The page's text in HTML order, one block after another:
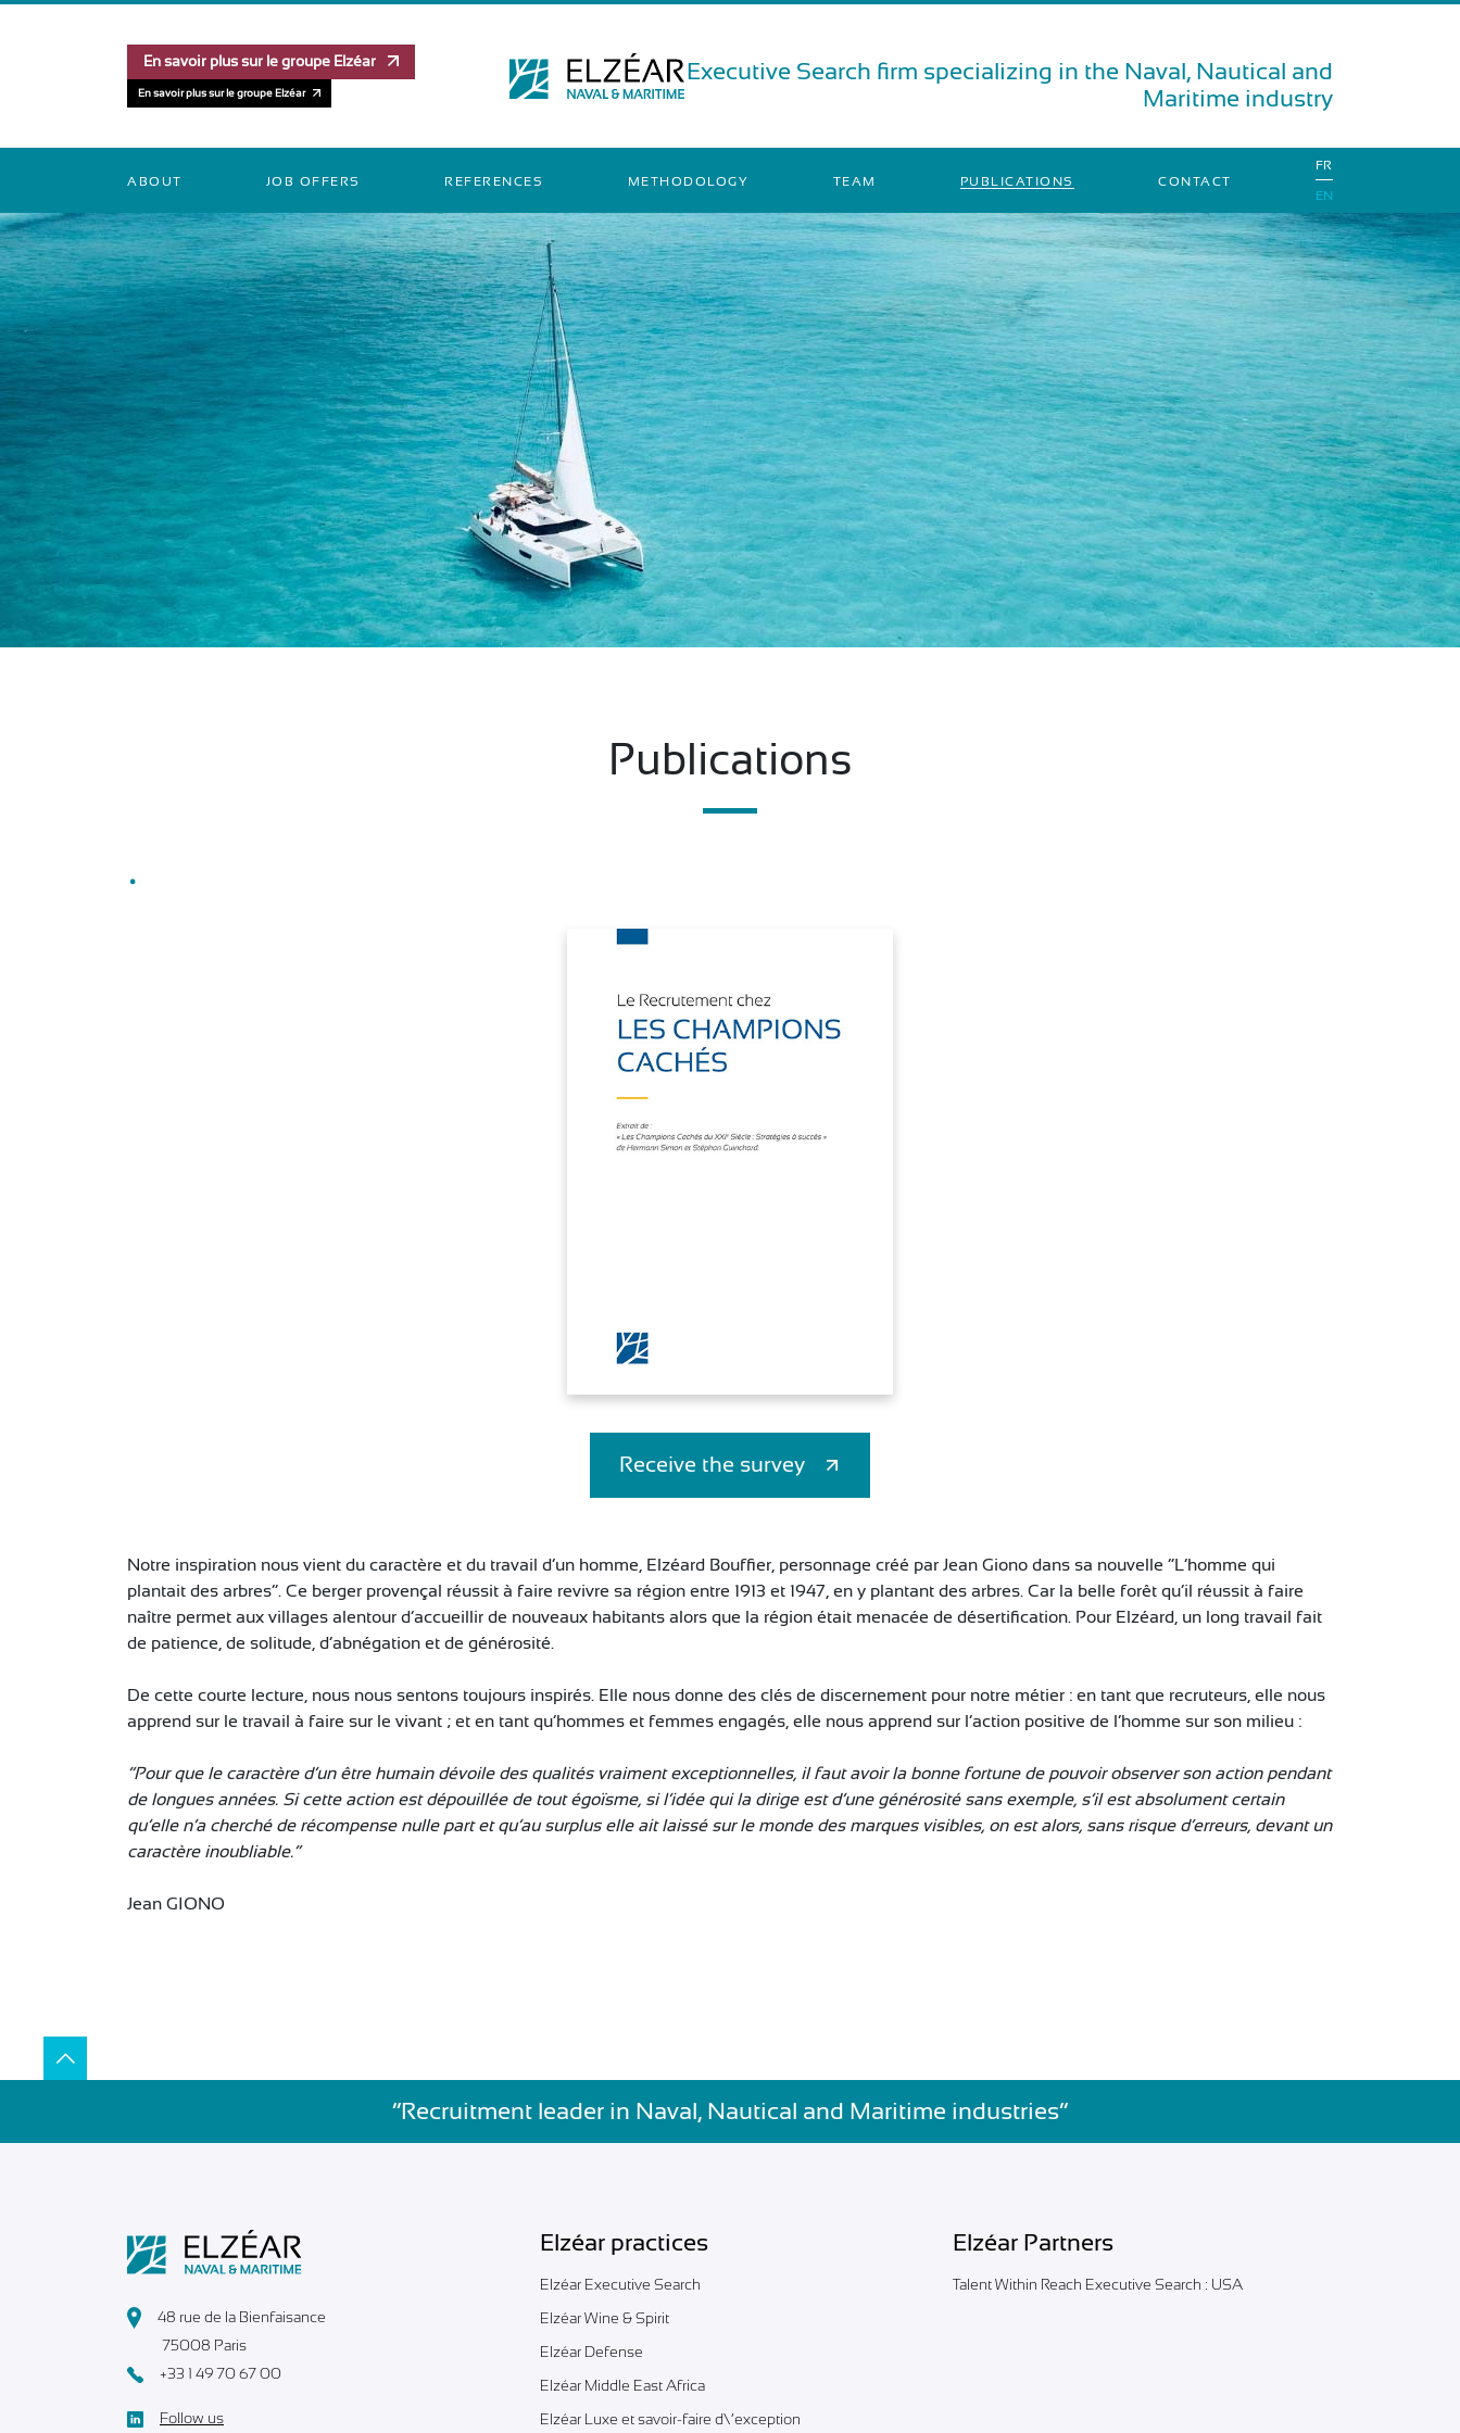
En savoir plus sur le groupe Elzéar
En savoir plus sur le groupe Elzéar
Executive Search firm specializing in the Naval, Nautical and
Maritime industry
ABOUT JOB OFFERS REFERENCES METHODOLOGY TEAM PUBLICATIONS CONTACT
FR
EN
Publications
Receive the survey
Notre inspiration nous vient du caractère et du travail d’un homme, Elzéard Bouffier, personnage créé par Jean Giono dans sa nouvelle “L’homme qui
plantait des arbres”. Ce berger provençal réussit à faire revivre sa région entre 1913 et 1947, en y plantant des arbres. Car la belle forêt qu’il réussit à faire
naître permet aux villages alentour d’accueillir de nouveaux habitants alors que la région était menacée de désertification. Pour Elzéard, un long travail fait
de patience, de solitude, d’abnégation et de générosité.
De cette courte lecture, nous nous sentons toujours inspirés. Elle nous donne des clés de discernement pour notre métier : en tant que recruteurs, elle nous
apprend sur le travail à faire sur le vivant ; et en tant qu’hommes et femmes engagés, elle nous apprend sur l’action positive de l’homme sur son milieu :
“Pour que le caractère d’un être humain dévoile des qualités vraiment exceptionnelles, il faut avoir la bonne fortune de pouvoir observer son action pendant
de longues années. Si cette action est dépouillée de tout égoïsme, si l’idée qui la dirige est d’une générosité sans exemple, s’il est absolument certain
qu’elle n’a cherché de récompense nulle part et qu’au surplus elle ait laissé sur le monde des marques visibles, on est alors, sans risque d’erreurs, devant un
caractère inoubliable.”
Jean GIONO
”Recruitment leader in Naval, Nautical and Maritime industries”
48 rue de la Bienfaisance
75008 Paris
+33 1 49 70 67 00
Follow us
Elzéar practices
Elzéar Executive Search
Elzéar Wine & Spirit
Elzéar Defense
Elzéar Middle East Africa
Elzéar Luxe et savoir-faire d\’exception
Elzéar Partners
Talent Within Reach Executive Search : USA